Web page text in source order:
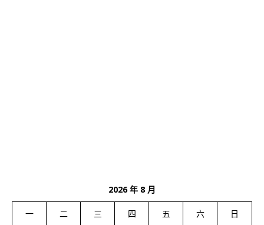
2026 年 8 月
一 二 三 四 五 六 日